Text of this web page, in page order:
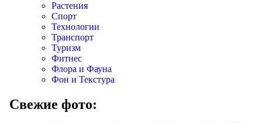
Растения
Спорт
Технологии
Транспорт
Туризм
Фитнес
Флора и Фауна
Фон и Текстура
Свежие фото: